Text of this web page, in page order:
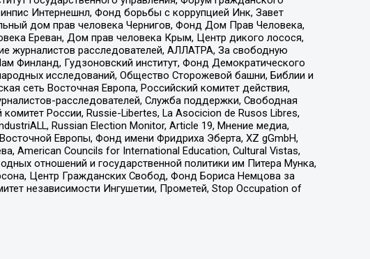
Интернешнл, Фонд борьбы с коррупцией Инк, Завет
дом прав человека Чернигов, Фонд Дом Прав Человека,
Ереван, Дом прав человека Крым, Центр дикого лосося,
журналистов расследователей, АЛЛАТРА, За свободную
Финланд, Гудзоновский институт, Фонд Демократического
исследований, Общество Сторожевой башни, Библии и
сеть Восточная Европа, Российский комитет действия,
расследователей, Служба поддержки, Свободная
России, Russie-Libertes, La Asocicion de Rusos Libres,
Russian Election Monitor, Article 19, Мнение медиа,
Европы, Фонд имени Фридриха Эберта, XZ gGmbH,
American Councils for International Education, Cultural Vistas,
отношений и государственной политики им Питера Мунка,
Центр Гражданских Свобод, Фонд Бориса Немцова за
независимости Ингушетии, Прометей, Stop Occupation of